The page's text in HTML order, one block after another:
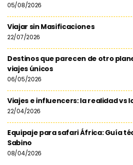
05/08/2026
Viajar sin Masificaciones
22/07/2026
Destinos que parecen de otro
viajes únicos
06/05/2026
Viajes e influencers: la realidad vs
22/04/2026
Equipaje para safari África: Guía
Sabino
08/04/2026